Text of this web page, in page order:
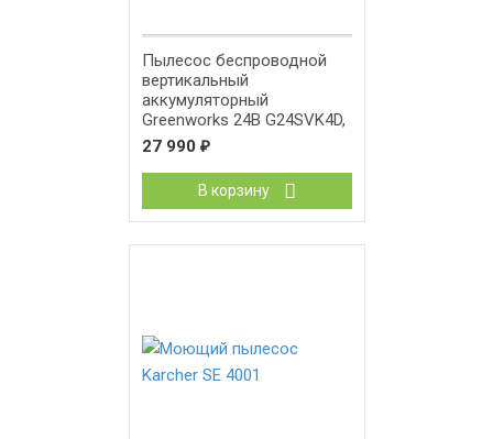
Пылесос беспроводной
вертикальный
аккумуляторный
Greenworks 24В G24SVK4D,
с АКБ 4 А*ч и ЗУ
27 990 ₽
В корзину